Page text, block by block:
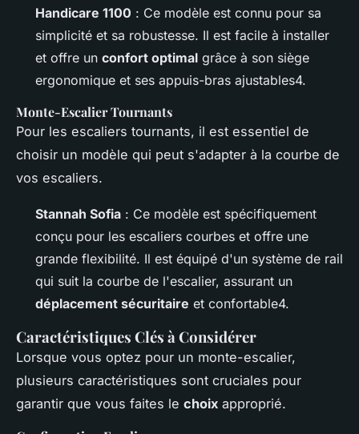
Handicare 1100 : Ce modèle est connu pour sa
simplicité et sa robustesse. Il est facile à installer
et offre un confort optimal grâce à son siège
ergonomique et ses appuis-bras ajustables4.
Monte-Escalier Tournants
Pour les escaliers tournants, il est essentiel de
choisir un modèle qui peut s'adapter à la courbe de
vos escaliers.
Stannah Sofia : Ce modèle est spécifiquement
conçu pour les escaliers courbes et offre une
grande flexibilité. Il est équipé d'un système de rail
qui suit la courbe de l'escalier, assurant un
déplacement sécuritaire et confortable4.
Caractéristiques Clés à Considérer
Lorsque vous optez pour un monte-escalier,
plusieurs caractéristiques sont cruciales pour
garantir que vous faites le choix approprié.